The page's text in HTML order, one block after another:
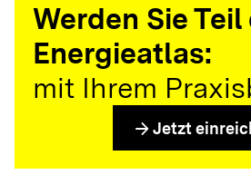
Werden Sie Teil
Energieatlas:
mit Ihrem
arrow_forward Jetzt